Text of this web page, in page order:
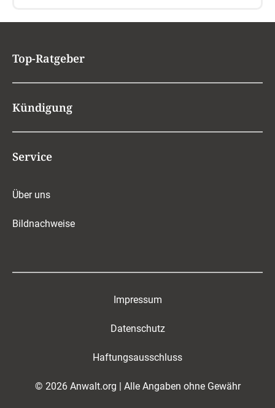
Top-Ratgeber
Kündigung
Service
Über uns
Bildnachweise
Impressum
Datenschutz
Haftungsausschluss
© 2026 Anwalt.org | Alle Angaben ohne Gewähr